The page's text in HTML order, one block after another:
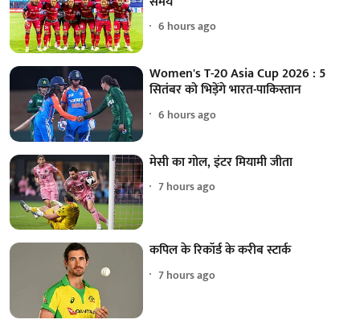
6 hours ago
Women's T-20 Asia Cup 2026 : 5
सितंबर को भिड़ेंगे भारत-पाकिस्तान
6 hours ago
मेसी का गोल, इंटर मियामी जीता
7 hours ago
कपिल के रिकॉर्ड के करीब स्टार्क
7 hours ago